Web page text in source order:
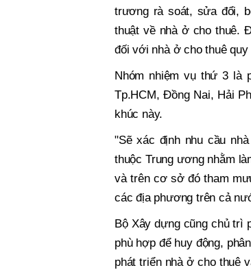
trương rà soát, sửa đổi,
thuật về nhà ở cho thuê.
đối với nhà ở cho thuê
Nhóm nhiệm vụ thứ 3 là
Tp.HCM, Đồng Nai, Hải
khúc này.
"Sẽ xác định nhu cầu
thuộc Trung ương nhằm
và trên cơ sở đó tham
các địa phương trên cả
Bộ Xây dựng cũng chủ trì
phù hợp để huy động,
phát triển nhà ở cho thuê